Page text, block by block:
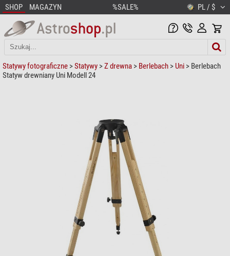
SHOP MAGAZYN %SALE% PL / $
Statywy fotograficzne >Statywy >Z drewna > Berlebach > Uni > Berlebach
Statyw drewniany Uni Modell 24